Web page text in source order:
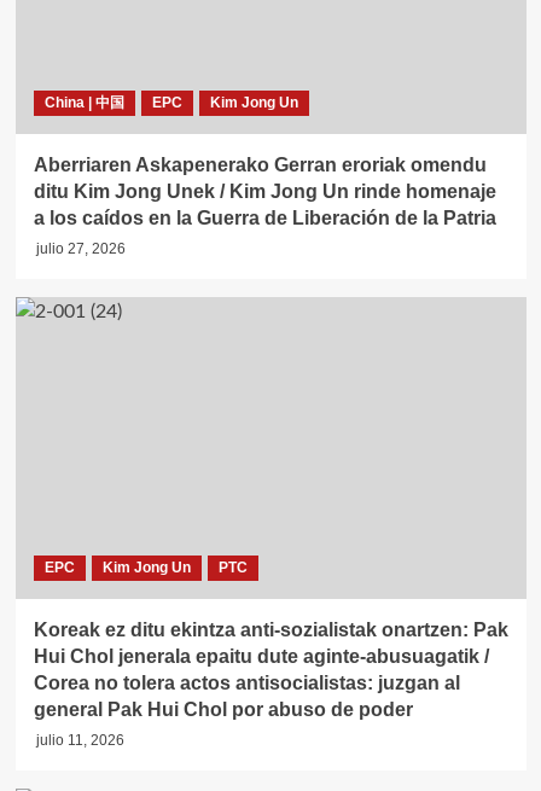
China | 中国 EPC Kim Jong Un
Aberriaren Askapenerako Gerran eroriak omendu
ditu Kim Jong Unek / Kim Jong Un rinde homenaje
a los caídos en la Guerra de Liberación de la Patria
julio 27, 2026
EPC Kim Jong Un PTC
Koreak ez ditu ekintza anti-sozialistak onartzen: Pak
Hui Chol jenerala epaitu dute aginte-abusuagatik /
Corea no tolera actos antisocialistas: juzgan al
general Pak Hui Chol por abuso de poder
julio 11, 2026